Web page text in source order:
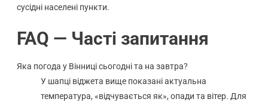
сусідні населені пункти.
FAQ — Часті запитання
Яка погода у Вінниці сьогодні та на завтра?
У шапці віджета вище показані актуальна
температура, «відчувається як», опади та вітер. Для